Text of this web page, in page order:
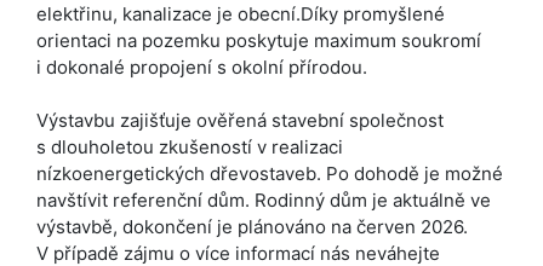
elektřinu, kanalizace je obecní.Díky promyšlené
orientaci na pozemku poskytuje maximum soukromí
i dokonalé propojení s okolní přírodou.
Výstavbu zajišťuje ověřená stavební společnost
s dlouholetou zkušeností v realizaci
nízkoenergetických dřevostaveb. Po dohodě je možné
navštívit referenční dům. Rodinný dům je aktuálně ve
výstavbě, dokončení je plánováno na červen 2026.
V případě zájmu o více informací nás neváhejte